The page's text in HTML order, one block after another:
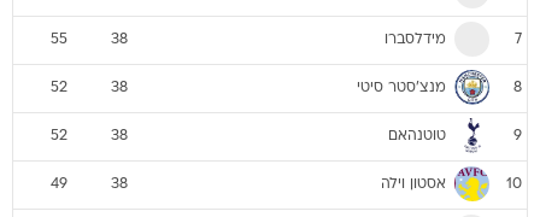
7 מידלסברו 38
55
8 מנצ'סטר סיטי 38
52
9 טוטנהאם 38
52
10 אסטון וילה 38
49